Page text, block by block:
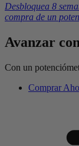
Desbloquea 8
compra de un
Avanzar
Con un
Comprar